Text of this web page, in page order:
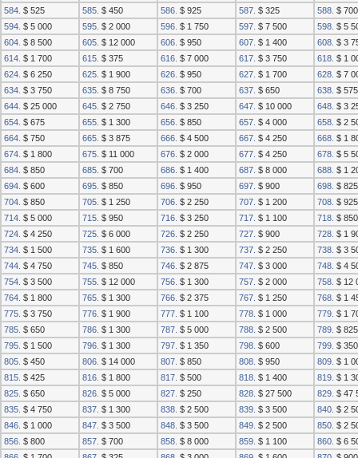
584. $ 525 585. $ 450 586. $ 925 587. $ 325 588. $ 700
594. $ 5 000 595. $ 2 000 596. $ 1 750 597. $ 7 500 598. $ 5
604. $ 8 500 605. $ 12 000 606. $ 950 607. $ 1 400 608. $ 3
614. $ 1 700 615. $ 375 616. $ 7 000 617. $ 3 750 618. $ 1
624. $ 6 250 625. $ 1 900 626. $ 950 627. $ 1 700 628. $ 7
634. $ 3 750 635. $ 8 750 636. $ 700 637. $ 650 638. $ 575
644. $ 25 000 645. $ 2 750 646. $ 3 250 647. $ 10 000 648. $ 3
654. $ 675 655. $ 1 300 656. $ 850 657. $ 4 000 658. $ 2
664. $ 750 665. $ 3 875 666. $ 4 500 667. $ 4 250 668. $ 1
674. $ 1 800 675. $ 11 000 676. $ 2 000 677. $ 4 250 678. $ 5
684. $ 850 685. $ 700 686. $ 1 400 687. $ 8 000 688. $ 1
694. $ 600 695. $ 850 696. $ 950 697. $ 900 698. $ 825
704. $ 850 705. $ 1 250 706. $ 2 250 707. $ 1 200 708. $ 925
714. $ 5 000 715. $ 950 716. $ 3 250 717. $ 1 100 718. $ 850
724. $ 4 250 725. $ 6 000 726. $ 2 250 727. $ 900 728. $ 1
734. $ 1 500 735. $ 1 600 736. $ 1 300 737. $ 2 250 738. $ 3
744. $ 4 750 745. $ 850 746. $ 2 875 747. $ 3 000 748. $ 4
754. $ 3 500 755. $ 12 000 756. $ 1 300 757. $ 2 000 758. $ 12
764. $ 1 800 765. $ 1 300 766. $ 2 375 767. $ 1 250 768. $ 1
775. $ 3 750 776. $ 1 900 777. $ 1 100 778. $ 1 000 779. $ 1
785. $ 650 786. $ 1 300 787. $ 5 000 788. $ 2 500 789. $ 825
795. $ 1 500 796. $ 1 300 797. $ 1 350 798. $ 600 799. $ 350
805. $ 450 806. $ 14 000 807. $ 850 808. $ 950 809. $ 1
815. $ 425 816. $ 1 800 817. $ 500 818. $ 1 400 819. $ 1
825. $ 650 826. $ 5 000 827. $ 250 828. $ 27 500 829. $ 47
835. $ 4 750 837. $ 1 300 838. $ 2 500 839. $ 3 500 840. $ 2
846. $ 1 000 847. $ 3 500 848. $ 3 500 849. $ 2 500 850. $ 2
856. $ 800 857. $ 700 858. $ 8 000 859. $ 1 100 860. $ 6